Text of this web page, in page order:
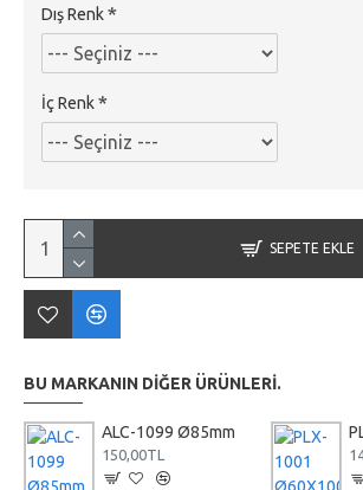
Dış Renk
İç Renk
SEPETE EKLE
BU MARKANIN DIĞER ÜRÜNLERI.
ALC-1099 Ø85mm
150,00TL